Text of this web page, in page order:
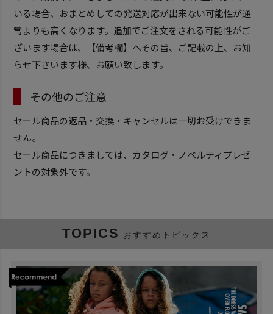
いる場合、おまとめしての発送対応が出来ない可能性が通
常よりも高くなります。追加でご注文をされる可能性がご
ざいます場合は、【備考欄】へその旨、ご記載の上、お知
らせ下さいます様、お願い致します。
その他のご注意
セール商品の返品・交換・キャンセルは一切お受けできま
せん。
セール商品につきましては、カタログ・ノベルティプレゼ
ントの対象外です。
TOPICS おすすめトピックス